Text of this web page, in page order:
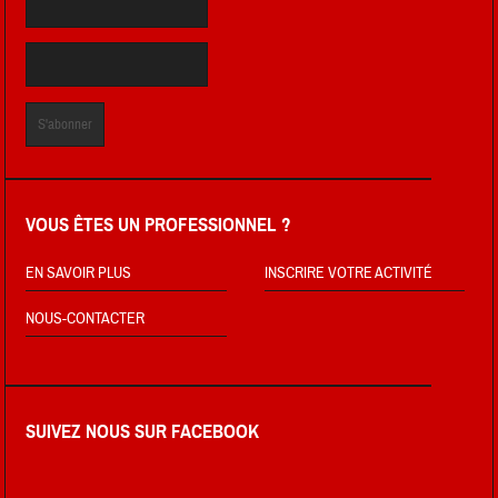
VOUS ÊTES UN PROFESSIONNEL ?
EN SAVOIR PLUS INSCRIRE VOTRE ACTIVITÉ
NOUS-CONTACTER
SUIVEZ NOUS SUR FACEBOOK